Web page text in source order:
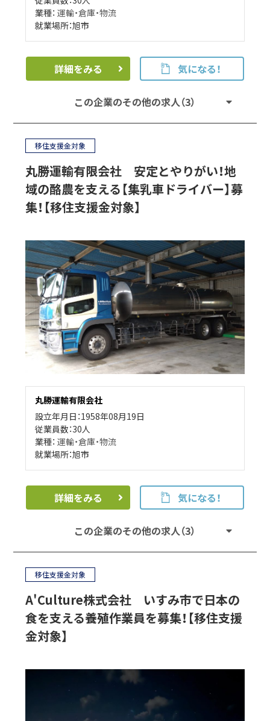
業種：運輸・倉庫・物流
就業場所：旭市
詳細をみる 気になる！
この企業のその他の求人（3）
移住支援金対象
丸勝運輸有限会社 安定とやりがい！地
域の酪農を支える【集乳車ドライバー】募
集！【移住支援金対象】
丸勝運輸有限会社
設立年月日：1958年08月19日
従業員数：30人
業種：運輸・倉庫・物流
就業場所：旭市
詳細をみる 気になる！
この企業のその他の求人（3）
移住支援金対象
A'Culture株式会社 いすみ市で日本の
食を支える養殖作業員を募集！【移住支援
金対象】